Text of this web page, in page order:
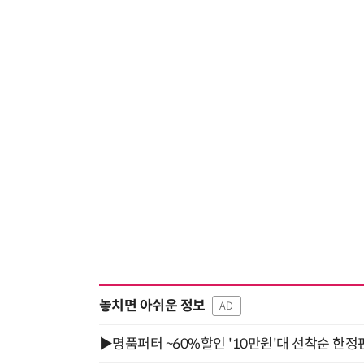
놓치면 아쉬운 정보 AD
▶명품퍼터 ~60%할인 '10만원'대 선착순 한정